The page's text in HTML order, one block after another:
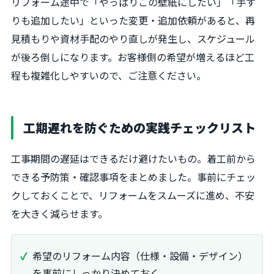
りも追加したい」といった変更・追加依頼があると、再
見積もりや資材手配のやり直しが発生し、スケジュール
が後ろ倒しになります。お客様側の希望が増えるほど工
程も複雑化しやすいので、ご注意ください。
工期遅れを防ぐための実践チェックリスト
工事期間の遅延はできるだけ避けたいもの。着工前から
できる予防策・確認事項をまとめました。事前にチェッ
クしておくことで、リフォームをスムーズに進め、不安
を大きく減らせます。
希望のリフォーム内容（仕様・設備・デザイン）